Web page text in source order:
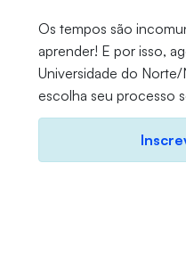
Os tempos são
aprender! E por isso,
Universidade do
escolha seu processo